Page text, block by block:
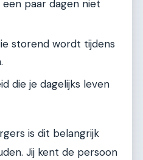
een paar dagen niet
storend wordt tijdens
die je dagelijks leven
is dit belangrijk
Jij kent de persoon